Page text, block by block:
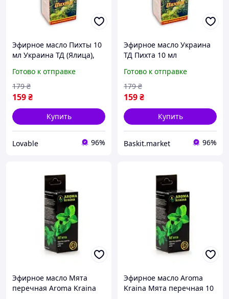
Эфирное масло Пихты 10
мл Украина ТД (Ялица),
ванн, массажа и
ароматерапии
Готово к отправке
159₴
179 ₴
Купить
Lovable 96%
Эфирное масло Украина
ТД Пихта 10 мл
Готово к отправке
159₴
179 ₴
Купить
Baskit.market 96%
Эфирное масло Мята
перечная Aroma Kraina
Эфирное масло Aroma
Kraina Мята перечная 10